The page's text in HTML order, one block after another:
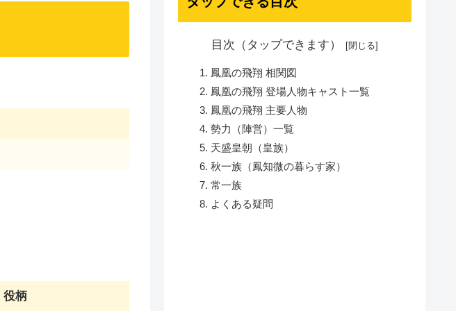
役柄
目次（タップできます）
鳳凰の飛翔 相関図
鳳凰の飛翔 登場人物キャスト一覧
鳳凰の飛翔 主要人物
勢力（陣営）一覧
天盛皇朝（皇族）
秋一族（鳳知微の暮らす家）
常一族
よくある疑問